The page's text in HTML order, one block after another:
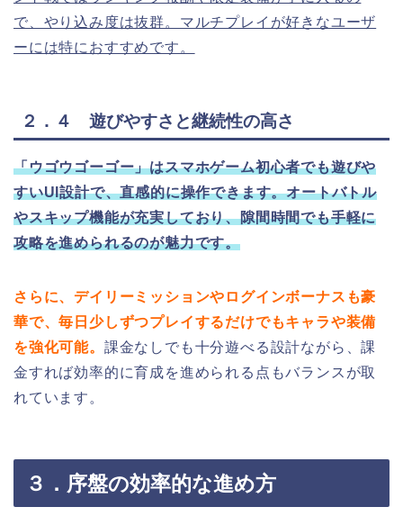
で、やり込み度は抜群。マルチプレイが好きなユーザ
ーには特におすすめです。
２．４ 遊びやすさと継続性の高さ
「ウゴウゴーゴー」はスマホゲーム初心者でも遊びや
すいUI設計で、直感的に操作できます。オートバトル
やスキップ機能が充実しており、隙間時間でも手軽に
攻略を進められるのが魅力です。
さらに、デイリーミッションやログインボーナスも豪
華で、毎日少しずつプレイするだけでもキャラや装備
を強化可能。 課金なしでも十分遊べる設計ながら、課
金すれば効率的に育成を進められる点もバランスが取
れています。
３．序盤の効率的な進め方